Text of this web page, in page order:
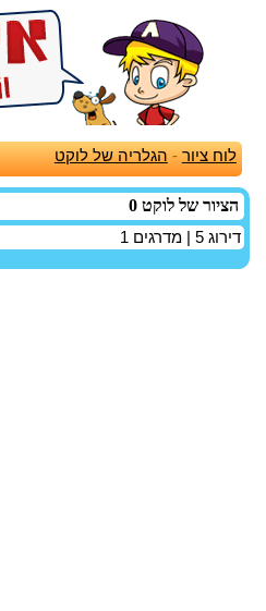
לוח ציור - הגלריה של לוקט
הציור של לוקט 0
דירוג 5 | מדרגים 1